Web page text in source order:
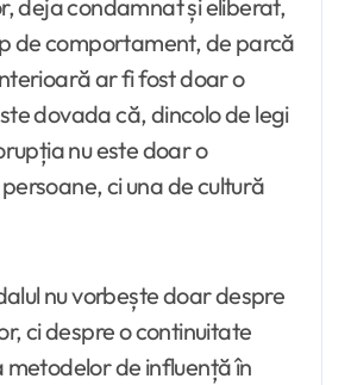
deja condamnat și eliberat,
de comportament, de parcă
ar fi fost doar o
dovada că, dincolo de legi
nu este doar o
ci una de cultură
nu vorbește doar despre
ci despre o continuitate
metodelor de influență în